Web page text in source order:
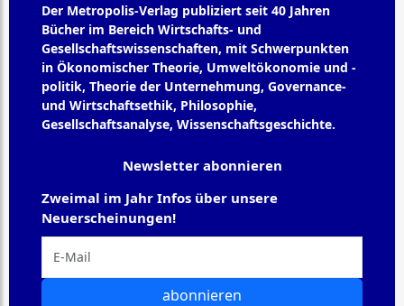
Der Metropolis-Verlag publiziert seit 40 Jahren
Bücher im Bereich Wirtschafts- und
Gesellschaftswissenschaften, mit Schwerpunkten
in Ökonomischer Theorie, Umweltökonomie und -
politik, Theorie der Unternehmung, Governance-
und Wirtschaftsethik, Philosophie,
Gesellschaftsanalyse, Wissenschaftsgeschichte.
Newsletter abonnieren
Zweimal im Jahr Infos über unsere
Neuerscheinungen!
abonnieren